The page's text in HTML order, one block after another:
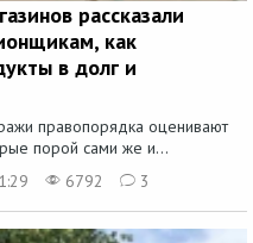
рассказали
как
в долг и
правопорядка оценивают
порой сами же и...
6792 3